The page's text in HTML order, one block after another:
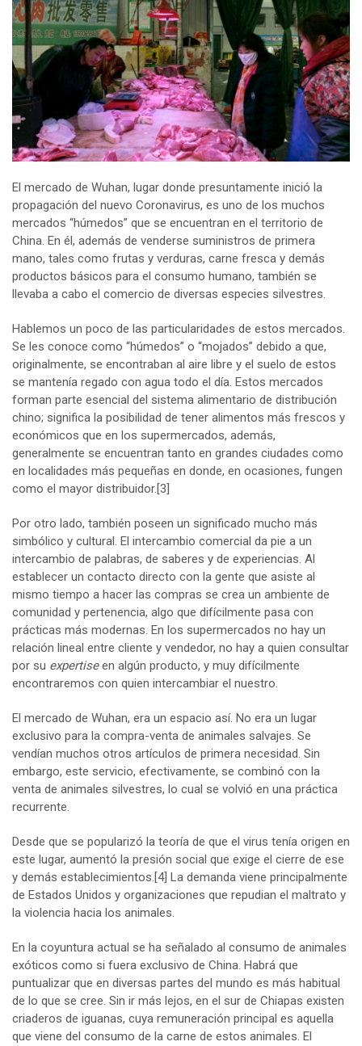
El mercado de Wuhan, lugar donde presuntamente inició la
propagación del nuevo Coronavirus, es uno de los muchos
mercados “húmedos” que se encuentran en el territorio de
China. En él, además de venderse suministros de primera
mano, tales como frutas y verduras, carne fresca y demás
productos básicos para el consumo humano, también se
llevaba a cabo el comercio de diversas especies silvestres.
Hablemos un poco de las particularidades de estos mercados.
Se les conoce como “húmedos” o “mojados” debido a que,
originalmente, se encontraban al aire libre y el suelo de estos
se mantenía regado con agua todo el día. Estos mercados
forman parte esencial del sistema alimentario de distribución
chino; significa la posibilidad de tener alimentos más frescos y
económicos que en los supermercados, además,
generalmente se encuentran tanto en grandes ciudades como
en localidades más pequeñas en donde, en ocasiones, fungen
como el mayor distribuidor.[3]
Por otro lado, también poseen un significado mucho más
simbólico y cultural. El intercambio comercial da pie a un
intercambio de palabras, de saberes y de experiencias. Al
establecer un contacto directo con la gente que asiste al
mismo tiempo a hacer las compras se crea un ambiente de
comunidad y pertenencia, algo que difícilmente pasa con
prácticas más modernas. En los supermercados no hay un
relación lineal entre cliente y vendedor, no hay a quien consultar
por su expertiseen algún producto, y muy difícilmente
encontraremos con quien intercambiar el nuestro.
El mercado de Wuhan, era un espacio así. No era un lugar
exclusivo para la compra-venta de animales salvajes. Se
vendían muchos otros artículos de primera necesidad. Sin
embargo, este servicio, efectivamente, se combinó con la
venta de animales silvestres, lo cual se volvió en una práctica
recurrente.
Desde que se popularizó la teoría de que el virus tenía origen en
este lugar, aumentó la presión social que exige el cierre de ese
y demás establecimientos.[4] La demanda viene principalmente
de Estados Unidos y organizaciones que repudian el maltrato y
la violencia hacia los animales.
En la coyuntura actual se ha señalado al consumo de animales
exóticos como si fuera exclusivo de China. Habrá que
puntualizar que en diversas partes del mundo es más habitual
de lo que se cree. Sin ir más lejos, en el sur de Chiapas existen
criaderos de iguanas, cuya remuneración principal es aquella
que viene del consumo de la carne de estos animales. El